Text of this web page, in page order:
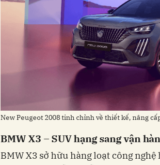
New Peugeot 2008 tinh chỉnh về thiết kế, nâng
BMW X3 – SUV hạng sang vận
BMW X3 sở hữu hàng loạt công